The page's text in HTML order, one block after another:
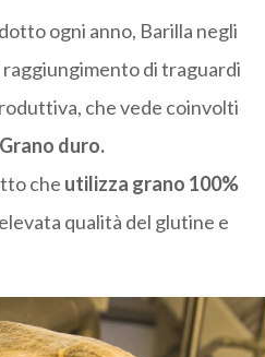
ogni anno, Barilla negli
di traguardi
che vede coinvolti
duro.
che utilizza grano 100%
qualità del glutine e